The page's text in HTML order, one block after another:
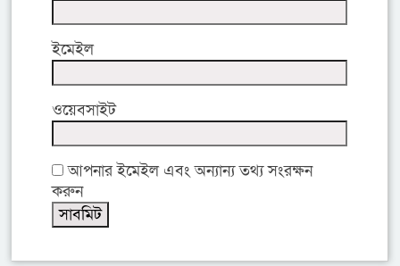
ইমেইল
ওয়েবসাইট
আপনার ইমেইল এবং অন্যান্য তথ্য সংরক্ষন
করুন